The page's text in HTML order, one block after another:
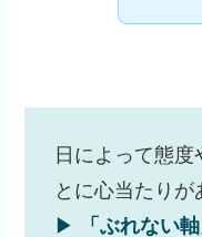
日によって態
とに心当たり
▶︎
「ぶれない